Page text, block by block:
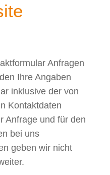
Anfragen
Ihre Angaben
inklusive der von
Kontaktdaten
Anfrage und für den
bei uns
geben wir nicht